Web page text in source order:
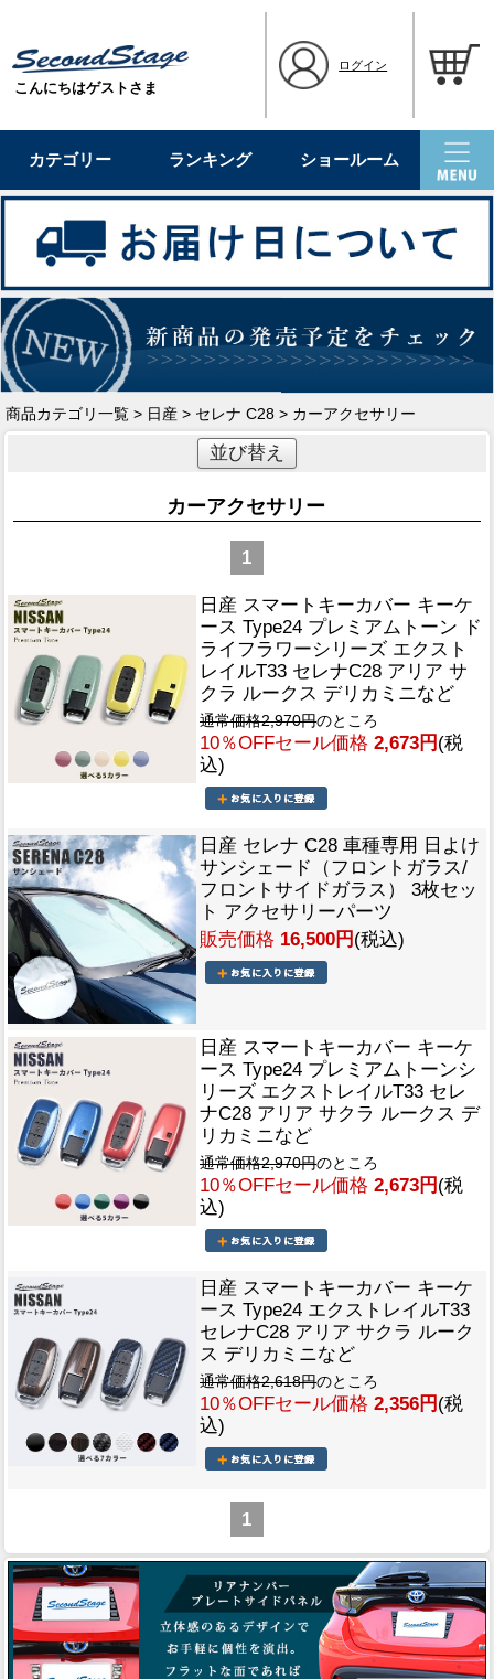
こんにちはゲストさま
ログイン
カテゴリー ランキング ショールーム
商品カテゴリ一覧 > 日産 > セレナ C28 > カーアクセサリー
並び替え
カーアクセサリー
1
日産 スマートキーカバー キーケ
ース Type24 プレミアムトーン ド
ライフラワーシリーズ エクスト
レイルT33 セレナC28 アリア サ
クラ ルークス デリカミニなど
通常価格2,970円のところ
10％OFFセール価格 2,673円 (税
込)
日産 セレナ C28 車種専用 日よけ
サンシェード（フロントガラス/
フロントサイドガラス） 3枚セッ
ト アクセサリーパーツ
販売価格 16,500円 (税込)
日産 スマートキーカバー キーケ
ース Type24 プレミアムトーンシ
リーズ エクストレイルT33 セレ
ナC28 アリア サクラ ルークス デ
リカミニなど
通常価格2,970円のところ
10％OFFセール価格 2,673円 (税
込)
日産 スマートキーカバー キーケ
ース Type24 エクストレイルT33
セレナC28 アリア サクラ ルーク
ス デリカミニなど
通常価格2,618円のところ
10％OFFセール価格 2,356円 (税
込)
1